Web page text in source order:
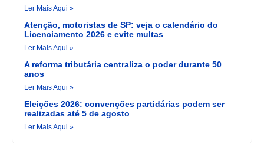
Ler Mais Aqui »
Atenção, motoristas de SP: veja o calendário do
Licenciamento 2026 e evite multas
Ler Mais Aqui »
A reforma tributária centraliza o poder durante 50
anos
Ler Mais Aqui »
Eleições 2026: convenções partidárias podem ser
realizadas até 5 de agosto
Ler Mais Aqui »